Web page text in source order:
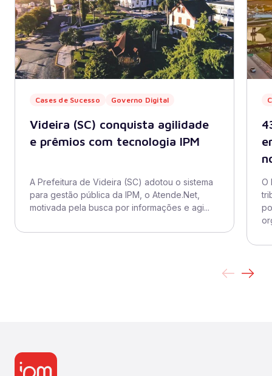
Cases de Sucesso Governo Digital
Videira (SC) conquista agilidade
e prêmios com tecnologia IPM
A Prefeitura de Videira (SC) adotou o sistema
para gestão pública da IPM, o Atende.Net,
motivada pela busca por informações e agi...
O